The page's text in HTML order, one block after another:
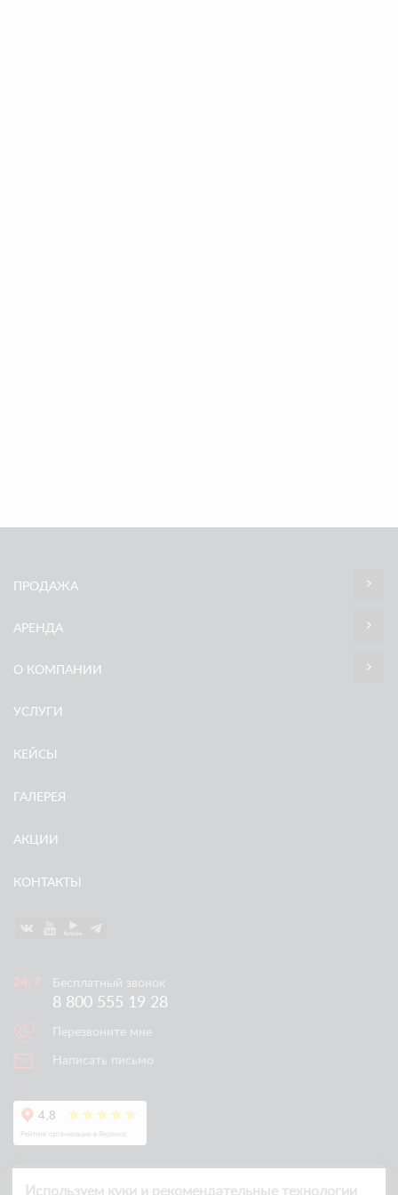
ПРОДАЖА
АРЕНДА
О КОМПАНИИ
УСЛУГИ
КЕЙСЫ
ГАЛЕРЕЯ
АКЦИИ
КОНТАКТЫ
Бесплатный звонок
8 800 555 19 28
Перезвоните мне
Написать письмо
Используем куки и рекомендательные технологии